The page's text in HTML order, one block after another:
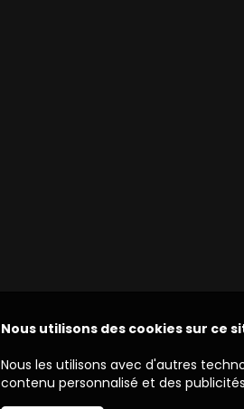
Nous utilisons des cookies sur ce
Nous les utilisons avec d'autres
contenu personnalisé et des